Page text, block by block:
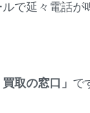
で延々電話
買取の窓口」 で